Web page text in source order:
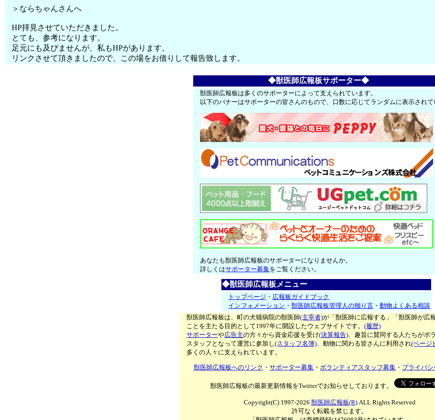
＞ならちゃんさんへ
HP拝見させていただきました。
とても、参考になります。
足元にも及びませんが、私もHPがあります。
リンクさせて頂きましたので、この場をお借りして報告致します。
◆獣医師広報板サポーター◆
獣医師広報板は多くのサポーターによって支えられています。
以下のバナーはサポーターの皆さんのもので、口数に応じてランダムに表示され
あなたも獣医師広報板のサポーターになりませんか。
詳しくはサポーター募集をご覧ください。
◆獣医師広報板メニュー
トップページ ・ 広報板ガイドブック
インフォメーション ・獣医師広報板管理人の独り言 ・動物よくある相談
獣医師広報板は、町の犬猫病院の獣医師(主宰者)が「獣医師に広報する」「獣医師が広
ことを主たる目的として1997年に開設したウェブサイトです。(履歴)
サポーターや広告主の方々から資金応援を受け(決算報告)、趣旨に賛同する人たちがボ
スタッフとなって運営に参加し(スタッフ名簿)、動物に関わる皆さんに利用され(ページ
多くの人々に支えられています。
獣医師広報板へのリンク ・サポーター募集 ・ボランティアスタッフ募集 ・ プライバ
獣医師広報板の最新更新情報をTwitterでお知らせしております。
Copyright(C) 1997-2026 獣医師広報板(R)ALL Rights Reserved
許可なく転載を禁じます。